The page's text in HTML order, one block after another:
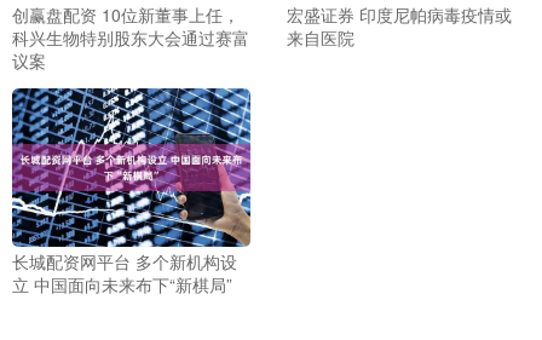
创赢盘配资 10位新董事上任，
科兴生物特别股东大会通过赛富
议案
宏盛证券 印度尼帕病毒疫情或
来自医院
长城配资网平台 多个新机构设
立 中国面向未来布下“新棋局”